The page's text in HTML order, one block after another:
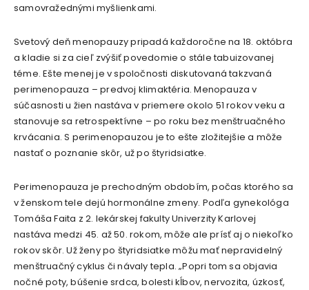
samovražednými myšlienkami.
Svetový deň menopauzy pripadá každoročne na 18. októbra
a kladie si za cieľ zvýšiť povedomie o stále tabuizovanej
téme. Ešte menej je v spoločnosti diskutovaná takzvaná
perimenopauza – predvoj klimaktéria. Menopauza v
súčasnosti u žien nastáva v priemere okolo 51 rokov veku a
stanovuje sa retrospektívne – po roku bez menštruačného
krvácania. S perimenopauzou je to ešte zložitejšie a môže
nastať o poznanie skôr, už po štyridsiatke.
Perimenopauza je prechodným obdobím, počas ktorého sa
v ženskom tele dejú hormonálne zmeny. Podľa gynekológa
Tomáša Faita z 2. lekárskej fakulty Univerzity Karlovej
nastáva medzi 45. až 50. rokom, môže ale prísť aj o niekoľko
rokov skôr. Už ženy po štyridsiatke môžu mať nepravidelný
menštruačný cyklus či návaly tepla. „Popri tom sa objavia
nočné poty, búšenie srdca, bolesti kĺbov, nervozita, úzkosť,